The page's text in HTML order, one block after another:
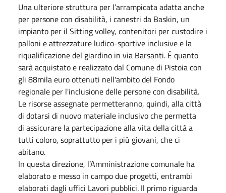
Una ulteriore struttura per l’arrampicata adatta anche
per persone con disabilità, i canestri da Baskin, un
impianto per il Sitting volley, contenitori per custodire i
palloni e attrezzature ludico-sportive inclusive e la
riqualificazione del giardino in via Barsanti. È quanto
sarà acquistato e realizzato dal Comune di Pistoia con
gli 88mila euro ottenuti nell'ambito del Fondo
regionale per l'inclusione delle persone con disabilità.
Le risorse assegnate permetteranno, quindi, alla città
di dotarsi di nuovo materiale inclusivo che permetta
di assicurare la partecipazione alla vita della città a
tutti coloro, soprattutto per i più giovani, che ci
abitano.
In questa direzione, l’Amministrazione comunale ha
elaborato e messo in campo due progetti, entrambi
elaborati dagli uffici Lavori pubblici. Il primo riguarda